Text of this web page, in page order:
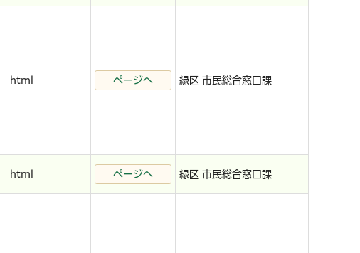
html ページへ 緑区 市民総合窓口課
html ページへ 緑区 市民総合窓口課